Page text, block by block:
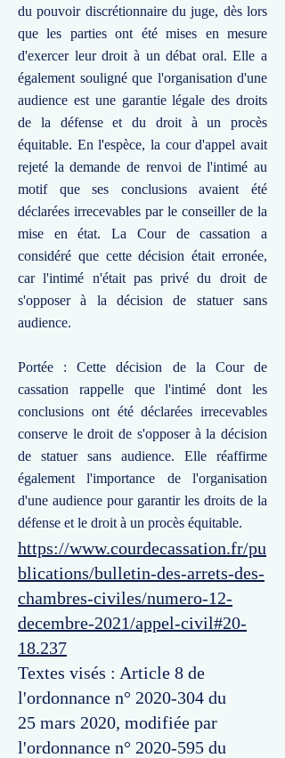
du pouvoir discrétionnaire du juge, dès lors
que les parties ont été mises en mesure
d'exercer leur droit à un débat oral. Elle a
également souligné que l'organisation d'une
audience est une garantie légale des droits
de la défense et du droit à un procès
équitable. En l'espèce, la cour d'appel avait
rejeté la demande de renvoi de l'intimé au
motif que ses conclusions avaient été
déclarées irrecevables par le conseiller de la
mise en état. La Cour de cassation a
considéré que cette décision était erronée,
car l'intimé n'était pas privé du droit de
s'opposer à la décision de statuer sans
audience.
Portée : Cette décision de la Cour de
cassation rappelle que l'intimé dont les
conclusions ont été déclarées irrecevables
conserve le droit de s'opposer à la décision
de statuer sans audience. Elle réaffirme
également l'importance de l'organisation
d'une audience pour garantir les droits de la
défense et le droit à un procès équitable.
https://www.courdecassation.fr/pu
blications/bulletin-des-arrets-des-
chambres-civiles/numero-12-
decembre-2021/appel-civil#20-
18.237
Textes visés : Article 8 de
l'ordonnance n° 2020-304 du
25 mars 2020, modifiée par
l'ordonnance n° 2020-595 du